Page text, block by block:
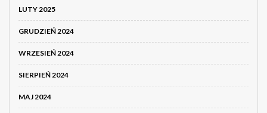
LUTY 2025
GRUDZIEŃ 2024
WRZESIEŃ 2024
SIERPIEŃ 2024
MAJ 2024